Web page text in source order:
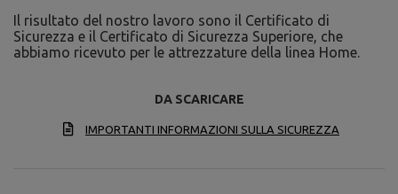
Il risultato del nostro lavoro sono il Certificato di
Sicurezza e il Certificato di Sicurezza Superiore, che
abbiamo ricevuto per le attrezzature della linea Home.
DA SCARICARE
IMPORTANTI INFORMAZIONI SULLA SICUREZZA